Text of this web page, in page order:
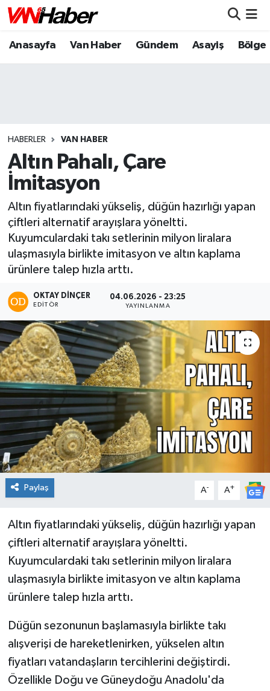
Anasayfa Van Haber Gündem Asayiş Bölge
HABERLER VAN HABER
Altın Pahalı, Çare
İmitasyon
Altın fiyatlarındaki yükseliş, düğün hazırlığı yapan
çiftleri alternatif arayışlara yöneltti.
Kuyumculardaki takı setlerinin milyon liralara
ulaşmasıyla birlikte imitasyon ve altın kaplama
ürünlere talep hızla arttı.
OKTAY DİNÇER
EDITÖR
04.06.2026 - 23:25
YAYINLANMA
Paylaş A- A+
Altın fiyatlarındaki yükseliş, düğün hazırlığı yapan
çiftleri alternatif arayışlara yöneltti.
Kuyumculardaki takı setlerinin milyon liralara
ulaşmasıyla birlikte imitasyon ve altın kaplama
ürünlere talep hızla arttı.
Düğün sezonunun başlamasıyla birlikte takı
alışverişi de hareketlenirken, yükselen altın
fiyatları vatandaşların tercihlerini değiştirdi.
Özellikle Doğu ve Güneydoğu Anadolu'da
Nöbetçi Eczaneler
Puan Durumu ve Fikstür
Tüm Manşetler
Son Dakika Haberleri